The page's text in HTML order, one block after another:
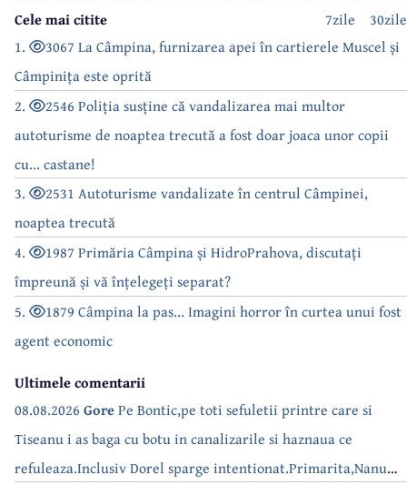
30zile
7zile
Cele mai citite
1.
3067 La Câmpina, furnizarea apei în cartierele Muscel și
Câmpinița este oprită
2.
2546 Poliția susține că vandalizarea mai multor
autoturisme de noaptea trecută a fost doar joaca unor copii
cu... castane!
3.
2531 Autoturisme vandalizate în centrul Câmpinei,
noaptea trecută
4.
1987 Primăria Câmpina și HidroPrahova, discutați
împreună și vă înțelegeți separat?
5.
1879 Câmpina la pas... Imagini horror în curtea unui fost
agent economic
Ultimele comentarii
08.08.2026 GorePe Bontic,pe toti sefuletii printre care si
Tiseanu i as baga cu botu in canalizarile si haznaua ce
refuleaza.Inclusiv Dorel sparge intentionat.Primarita,Nanu